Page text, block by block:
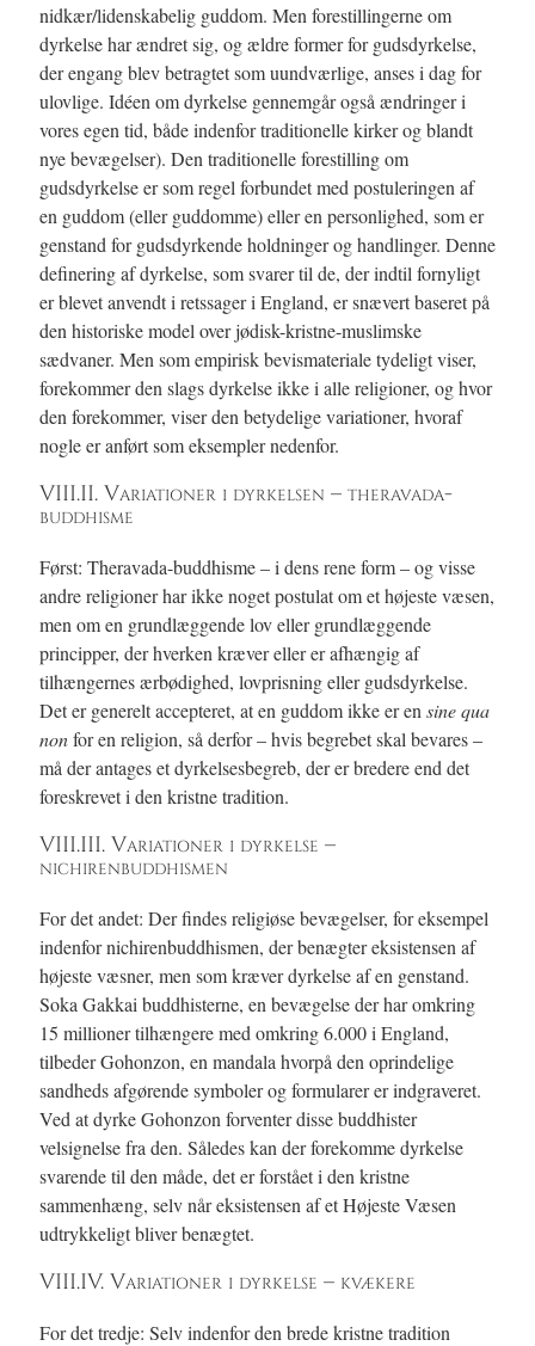
nidkær/lidenskabelig guddom. Men forestillingerne om
dyrkelse har ændret sig, og ældre former for gudsdyrkelse,
der engang blev betragtet som uundværlige, anses i dag for
ulovlige. Idéen om dyrkelse gennemgår også ændringer i
vores egen tid, både indenfor traditionelle kirker og blandt
nye bevægelser). Den traditionelle forestilling om
gudsdyrkelse er som regel forbundet med postuleringen af
en guddom (eller guddomme) eller en personlighed, som er
genstand for gudsdyrkende holdninger og handlinger. Denne
definering af dyrkelse, som svarer til de, der indtil fornyligt
er blevet anvendt i retssager i England, er snævert baseret på
den historiske model over jødisk-kristne-muslimske
sædvaner. Men som empirisk bevismateriale tydeligt viser,
forekommer den slags dyrkelse ikke i alle religioner, og hvor
den forekommer, viser den betydelige variationer, hvoraf
nogle er anført som eksempler nedenfor.
VIII.II. Variationer i dyrkelsen – theravada-
buddhisme
Først: Theravada-buddhisme – i dens rene form – og visse
andre religioner har ikke noget postulat om et højeste væsen,
men om en grundlæggende lov eller grundlæggende
principper, der hverken kræver eller er afhængig af
tilhængernes ærbødighed, lovprisning eller gudsdyrkelse.
Det er generelt accepteret, at en guddom ikke er en sine qua
nonfor en religion, så derfor – hvis begrebet skal bevares –
må der antages et dyrkelsesbegreb, der er bredere end det
foreskrevet i den kristne tradition.
VIII.III. Variationer i dyrkelse –
nichirenbuddhismen
For det andet: Der findes religiøse bevægelser, for eksempel
indenfor nichirenbuddhismen, der benægter eksistensen af
højeste væsner, men som kræver dyrkelse af en genstand.
Soka Gakkai buddhisterne, en bevægelse der har omkring
15 millioner tilhængere med omkring 6.000 i England,
tilbeder Gohonzon, en mandala hvorpå den oprindelige
sandheds afgørende symboler og formularer er indgraveret.
Ved at dyrke Gohonzon forventer disse buddhister
velsignelse fra den. Således kan der forekomme dyrkelse
svarende til den måde, det er forstået i den kristne
sammenhæng, selv når eksistensen af et Højeste Væsen
udtrykkeligt bliver benægtet.
VIII.IV. Variationer i dyrkelse – kvækere
For det tredje: Selv indenfor den brede kristne tradition